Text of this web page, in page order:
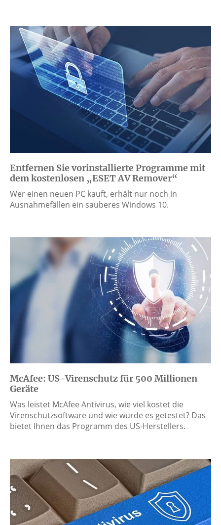
Entfernen Sie vorinstallierte Programme mit
dem kostenlosen „ESET AV Remover“
Wer einen neuen PC kauft, erhält nur noch in
Ausnahmefällen ein sauberes Windows 10.
McAfee: US-Virenschutz für 500 Millionen
Geräte
Was leistet McAfee Antivirus, wie viel kostet die
Virenschutzsoftware und wie wurde es getestet? Das
bietet Ihnen das Programm des US-Herstellers.